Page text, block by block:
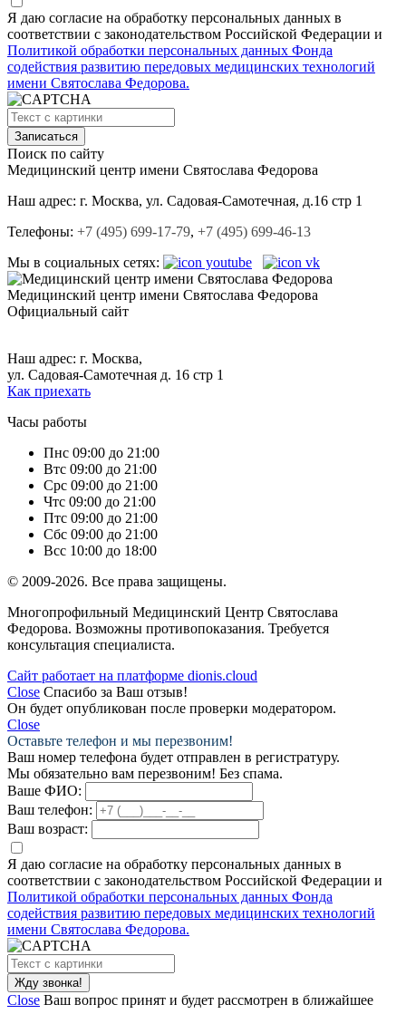
Я даю согласие на обработку персональных данных в
соответствии с законодательством Российской Федерации и
Политикой обработки персональных данных Фонда
содействия развитию передовых медицинских технологий
имени Святослава Федорова.
Поиск по сайту
Медицинский центр имени Святослава Федорова
Наш адрес: г. Москва, ул. Садовая-Cамотечная, д.16 стр 1
Телефоны: +7 (495) 699-17-79, +7 (495) 699-46-13
Мы в социальных сетях:
Медицинский центр имени Святослава Федорова
Официальный сайт
Наш адрес: г. Москва,
ул. Садовая-Самотечная д. 16 стр 1
Как приехать
Часы работы
Пнс 09:00 до 21:00
Втс 09:00 до 21:00
Срс 09:00 до 21:00
Чтс 09:00 до 21:00
Птс 09:00 до 21:00
Сбс 09:00 до 21:00
Всс 10:00 до 18:00
© 2009-2026. Все права защищены.
Многопрофильный Медицинский Центр Святослава
Федорова. Возможны противопоказания. Требуется
консультация специалиста.
Сайт работает на платформе dionis.cloud
Close Спасибо за Ваш отзыв!
Он будет опубликован после проверки модератором.
Close
Оставьте телефон и мы перезвоним!
Ваш номер телефона будет отправлен в регистратуру.
Мы обязательно вам перезвоним! Без спама.
Ваше ФИО:
Ваш телефон:
Ваш возраст:
Я даю согласие на обработку персональных данных в
соответствии с законодательством Российской Федерации и
Политикой обработки персональных данных Фонда
содействия развитию передовых медицинских технологий
имени Святослава Федорова.
Close Ваш вопрос принят и будет рассмотрен в ближайшее